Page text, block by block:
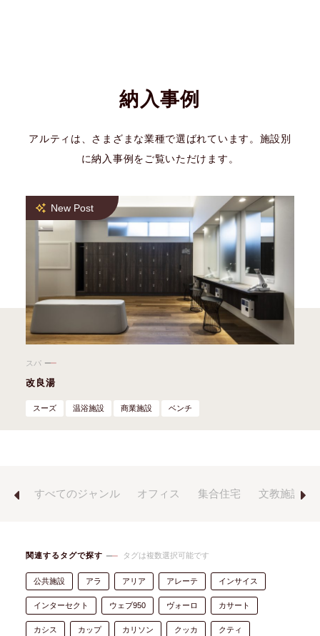
納入事例
アルティは、さまざまな業種で選ばれています。施設別
に納入事例をご覧いただけます。
New Post
スパ
改良湯
スーズ 温浴施設 商業施設 ベンチ
Previous
他 すべてのジャンル オフィス 集合住宅 文教施設Next
関連するタグで探す タグは複数選択可能です
公共施設 アラ アリア アレーテ インサイス
インターセクト ウェブ950 ヴォーロ カサート
カシス カップ カリソン クッカ クティ